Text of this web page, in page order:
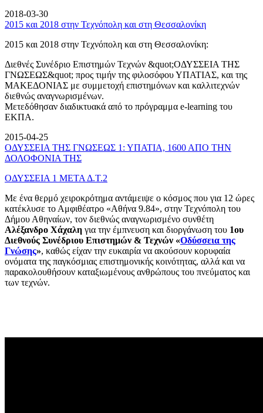
2018-03-30
2015 και 2018 στην Τεχνόπολη και στη Θεσσαλονίκη
2015 και 2018 στην Τεχνόπολη και στη Θεσσαλονίκη:
Διεθνές Συνέδριο Επιστημών Τεχνών &quot;ΟΔΥΣΣΕΙΑ ΤΗΣ
ΓΝΩΣΕΩΣ&quot; προς τιμήν της φιλοσόφου ΥΠΑΤΙΑΣ, και της
ΜΑΚΕΔΟΝΙΑΣ με συμμετοχή επιστημόνων και καλλιτεχνών
διεθνώς αναγνωρισμένων.
Μετεδόθησαν διαδικτυακά από το πρόγραμμα e-learning του
ΕΚΠΑ.
2015-04-25
ΟΔΥΣΣΕΙΑ ΤΗΣ ΓΝΩΣΕΩΣ 1: ΥΠΑΤΙΑ, 1600 ΑΠΟ ΤΗΝ
ΔΟΛΟΦΟΝΙΑ ΤΗΣ
ΟΔΥΣΣΕΙΑ 1 ΜΕΤΑ Δ.Τ.2
Με ένα θερμό χειροκρότημα αντάμειψε ο κόσμος που για 12 ώρες
κατέκλυσε το Αμφιθέατρο «Αθήνα 9.84», στην Τεχνόπολη του
Δήμου Αθηναίων, τον διεθνώς αναγνωρισμένο συνθέτη
Αλέξανδρο Χάχαλη για την έμπνευση και διοργάνωση του 1ου
Διεθνούς Συνέδριου Επιστημών & Τεχνών «Οδύσσεια της
Γνώσης», καθώς είχαν την ευκαιρία να ακούσουν κορυφαία
ονόματα της παγκόσμιας επιστημονικής κοινότητας, αλλά και να
παρακολουθήσουν καταξιωμένους ανθρώπους του πνεύματος και
των τεχνών.